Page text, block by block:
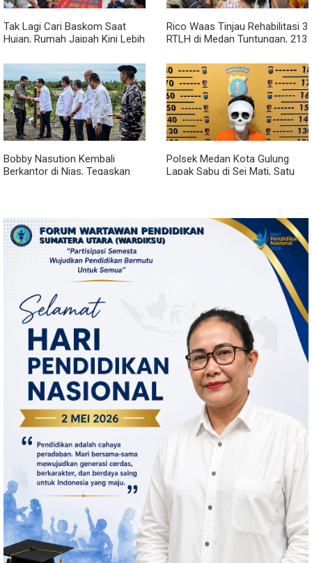
Tak Lagi Cari Baskom Saat
Hujan, Rumah Jaipah Kini Lebih
Rico Waas Tinjau Rehabilitasi 3
RTLH di Medan Tuntungan, 213
Bobby Nasution Kembali
Berkantor di Nias, Tegaskan
Polsek Medan Kota Gulung
Lapak Sabu di Sei Mati, Satu